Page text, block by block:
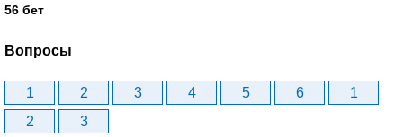
56 бет
Вопросы
1 2 3 4 5 6
1
2
3